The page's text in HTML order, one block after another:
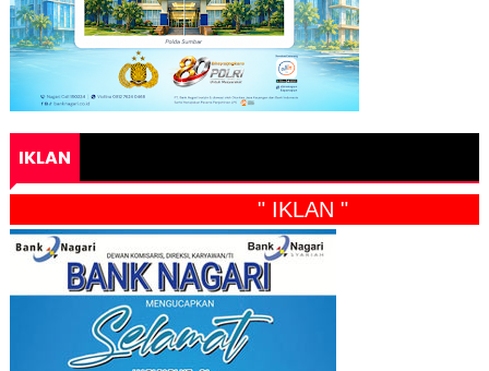
IKLAN
" IKLAN "